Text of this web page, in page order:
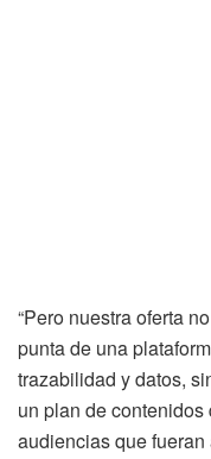
“Pero nuestra oferta
punta de una
trazabilidad y datos,
un plan de
audiencias que fueran